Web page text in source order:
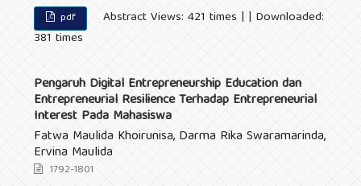
pdf
Abstract Views: 421 times | | Downloaded:
381 times
Pengaruh Digital Entrepreneurship Education dan
Entrepreneurial Resilience Terhadap Entrepreneurial
Interest Pada Mahasiswa
Fatwa Maulida Khoirunisa, Darma Rika Swaramarinda,
Ervina Maulida
1792-1801